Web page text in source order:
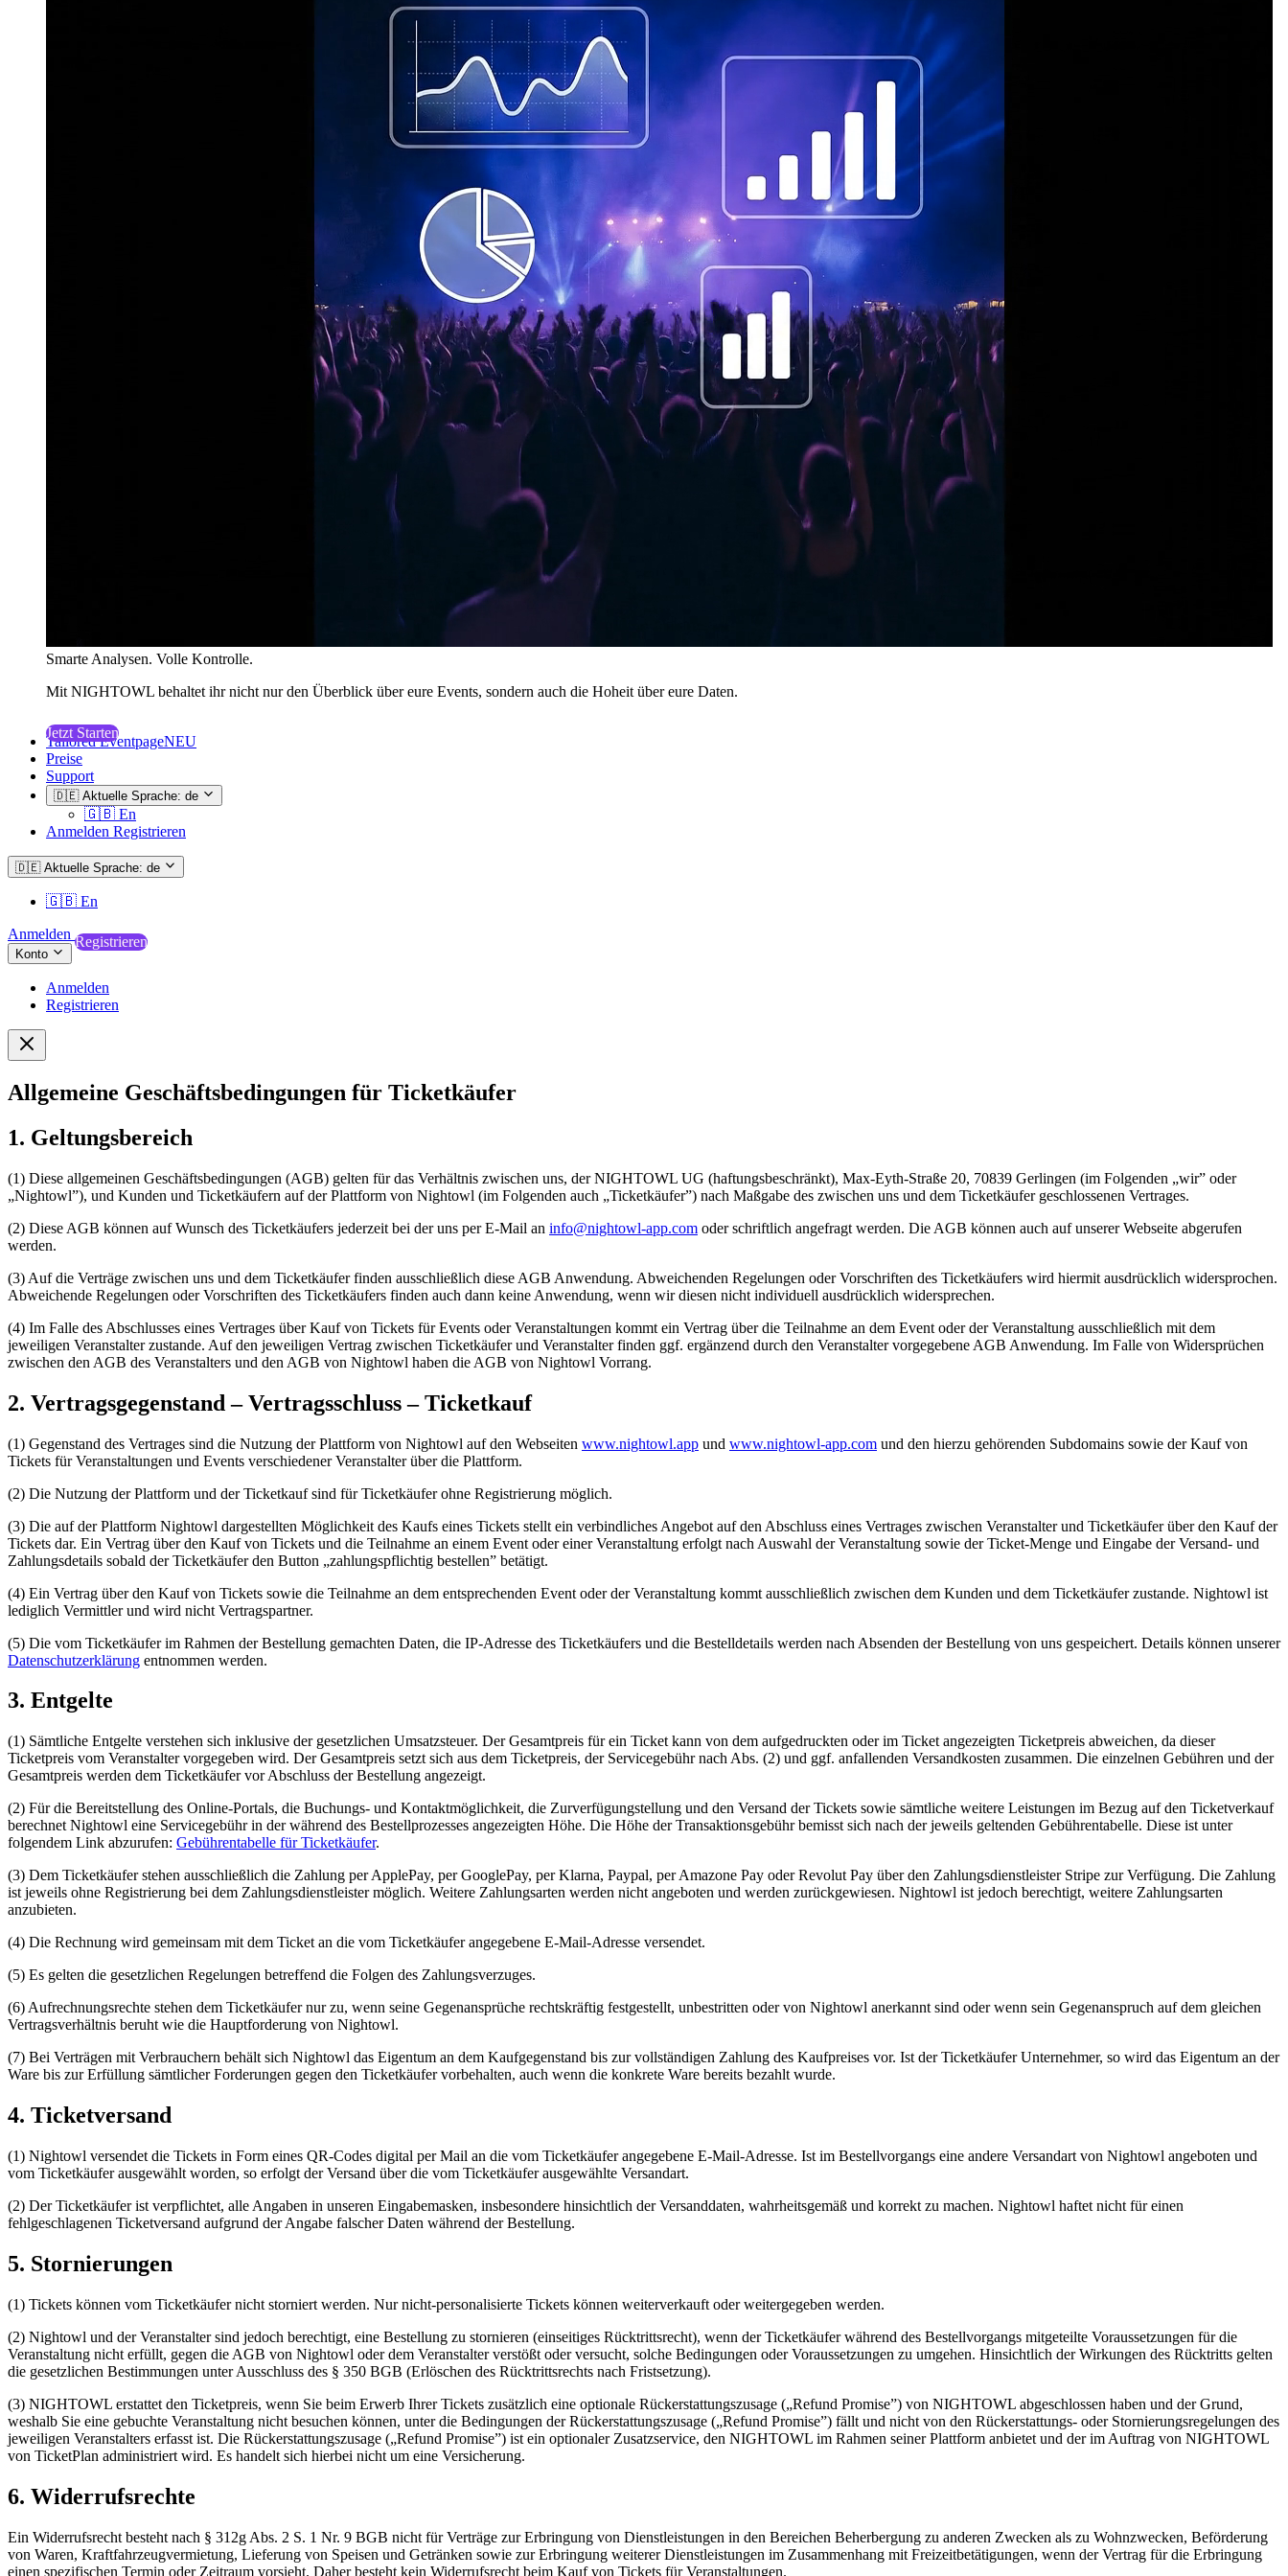
Smarte Analysen. Volle Kontrolle.
Mit NIGHTOWL behaltet ihr nicht nur den Überblick über eure Events, sondern auch die Hoheit über eure Daten.
Jetzt Starten
Tailored EventpageNEU
Preise
Support
🇩🇪 Aktuelle Sprache: de
🇬🇧 En
Anmelden Registrieren
🇩🇪 Aktuelle Sprache: de
🇬🇧 En
Anmelden Registrieren
Konto
Anmelden
Registrieren
Allgemeine Geschäftsbedingungen für Ticketkäufer
1. Geltungsbereich
(1) Diese allgemeinen Geschäftsbedingungen (AGB) gelten für das Verhältnis zwischen uns, der NIGHTOWL UG (haftungsbeschränkt), Max-Eyth-Straße 20, 70839 Gerlingen (im Folgenden „wir” oder
„Nightowl”), und Kunden und Ticketkäufern auf der Plattform von Nightowl (im Folgenden auch „Ticketkäufer”) nach Maßgabe des zwischen uns und dem Ticketkäufer geschlossenen Vertrages.
(2) Diese AGB können auf Wunsch des Ticketkäufers jederzeit bei der uns per E-Mail an info@nightowl-app.com oder schriftlich angefragt werden. Die AGB können auch auf unserer Webseite abgerufen
werden.
(3) Auf die Verträge zwischen uns und dem Ticketkäufer finden ausschließlich diese AGB Anwendung. Abweichenden Regelungen oder Vorschriften des Ticketkäufers wird hiermit ausdrücklich widersprochen.
Abweichende Regelungen oder Vorschriften des Ticketkäufers finden auch dann keine Anwendung, wenn wir diesen nicht individuell ausdrücklich widersprechen.
(4) Im Falle des Abschlusses eines Vertrages über Kauf von Tickets für Events oder Veranstaltungen kommt ein Vertrag über die Teilnahme an dem Event oder der Veranstaltung ausschließlich mit dem
jeweiligen Veranstalter zustande. Auf den jeweiligen Vertrag zwischen Ticketkäufer und Veranstalter finden ggf. ergänzend durch den Veranstalter vorgegebene AGB Anwendung. Im Falle von Widersprüchen
zwischen den AGB des Veranstalters und den AGB von Nightowl haben die AGB von Nightowl Vorrang.
2. Vertragsgegenstand – Vertragsschluss – Ticketkauf
(1) Gegenstand des Vertrages sind die Nutzung der Plattform von Nightowl auf den Webseiten www.nightowl.app und www.nightowl-app.com und den hierzu gehörenden Subdomains sowie der Kauf von
Tickets für Veranstaltungen und Events verschiedener Veranstalter über die Plattform.
(2) Die Nutzung der Plattform und der Ticketkauf sind für Ticketkäufer ohne Registrierung möglich.
(3) Die auf der Plattform Nightowl dargestellten Möglichkeit des Kaufs eines Tickets stellt ein verbindliches Angebot auf den Abschluss eines Vertrages zwischen Veranstalter und Ticketkäufer über den Kauf der
Tickets dar. Ein Vertrag über den Kauf von Tickets und die Teilnahme an einem Event oder einer Veranstaltung erfolgt nach Auswahl der Veranstaltung sowie der Ticket-Menge und Eingabe der Versand- und
Zahlungsdetails sobald der Ticketkäufer den Button „zahlungspflichtig bestellen” betätigt.
(4) Ein Vertrag über den Kauf von Tickets sowie die Teilnahme an dem entsprechenden Event oder der Veranstaltung kommt ausschließlich zwischen dem Kunden und dem Ticketkäufer zustande. Nightowl ist
lediglich Vermittler und wird nicht Vertragspartner.
(5) Die vom Ticketkäufer im Rahmen der Bestellung gemachten Daten, die IP-Adresse des Ticketkäufers und die Bestelldetails werden nach Absenden der Bestellung von uns gespeichert. Details können unserer
Datenschutzerklärung entnommen werden.
3. Entgelte
(1) Sämtliche Entgelte verstehen sich inklusive der gesetzlichen Umsatzsteuer. Der Gesamtpreis für ein Ticket kann von dem aufgedruckten oder im Ticket angezeigten Ticketpreis abweichen, da dieser
Ticketpreis vom Veranstalter vorgegeben wird. Der Gesamtpreis setzt sich aus dem Ticketpreis, der Servicegebühr nach Abs. (2) und ggf. anfallenden Versandkosten zusammen. Die einzelnen Gebühren und der
Gesamtpreis werden dem Ticketkäufer vor Abschluss der Bestellung angezeigt.
(2) Für die Bereitstellung des Online-Portals, die Buchungs- und Kontaktmöglichkeit, die Zurverfügungstellung und den Versand der Tickets sowie sämtliche weitere Leistungen im Bezug auf den Ticketverkauf
berechnet Nightowl eine Servicegebühr in der während des Bestellprozesses angezeigten Höhe. Die Höhe der Transaktionsgebühr bemisst sich nach der jeweils geltenden Gebührentabelle. Diese ist unter
folgendem Link abzurufen: Gebührentabelle für Ticketkäufer.
(3) Dem Ticketkäufer stehen ausschließlich die Zahlung per ApplePay, per GooglePay, per Klarna, Paypal, per Amazone Pay oder Revolut Pay über den Zahlungsdienstleister Stripe zur Verfügung. Die Zahlung
ist jeweils ohne Registrierung bei dem Zahlungsdienstleister möglich. Weitere Zahlungsarten werden nicht angeboten und werden zurückgewiesen. Nightowl ist jedoch berechtigt, weitere Zahlungsarten
anzubieten.
(4) Die Rechnung wird gemeinsam mit dem Ticket an die vom Ticketkäufer angegebene E-Mail-Adresse versendet.
(5) Es gelten die gesetzlichen Regelungen betreffend die Folgen des Zahlungsverzuges.
(6) Aufrechnungsrechte stehen dem Ticketkäufer nur zu, wenn seine Gegenansprüche rechtskräftig festgestellt, unbestritten oder von Nightowl anerkannt sind oder wenn sein Gegenanspruch auf dem gleichen
Vertragsverhältnis beruht wie die Hauptforderung von Nightowl.
(7) Bei Verträgen mit Verbrauchern behält sich Nightowl das Eigentum an dem Kaufgegenstand bis zur vollständigen Zahlung des Kaufpreises vor. Ist der Ticketkäufer Unternehmer, so wird das Eigentum an der
Ware bis zur Erfüllung sämtlicher Forderungen gegen den Ticketkäufer vorbehalten, auch wenn die konkrete Ware bereits bezahlt wurde.
4. Ticketversand
(1) Nightowl versendet die Tickets in Form eines QR-Codes digital per Mail an die vom Ticketkäufer angegebene E-Mail-Adresse. Ist im Bestellvorgangs eine andere Versandart von Nightowl angeboten und
vom Ticketkäufer ausgewählt worden, so erfolgt der Versand über die vom Ticketkäufer ausgewählte Versandart.
(2) Der Ticketkäufer ist verpflichtet, alle Angaben in unseren Eingabemasken, insbesondere hinsichtlich der Versanddaten, wahrheitsgemäß und korrekt zu machen. Nightowl haftet nicht für einen
fehlgeschlagenen Ticketversand aufgrund der Angabe falscher Daten während der Bestellung.
5. Stornierungen
(1) Tickets können vom Ticketkäufer nicht storniert werden. Nur nicht-personalisierte Tickets können weiterverkauft oder weitergegeben werden.
(2) Nightowl und der Veranstalter sind jedoch berechtigt, eine Bestellung zu stornieren (einseitiges Rücktrittsrecht), wenn der Ticketkäufer während des Bestellvorgangs mitgeteilte Voraussetzungen für die
Veranstaltung nicht erfüllt, gegen die AGB von Nightowl oder dem Veranstalter verstößt oder versucht, solche Bedingungen oder Voraussetzungen zu umgehen. Hinsichtlich der Wirkungen des Rücktritts gelten
die gesetzlichen Bestimmungen unter Ausschluss des § 350 BGB (Erlöschen des Rücktrittsrechts nach Fristsetzung).
(3) NIGHTOWL erstattet den Ticketpreis, wenn Sie beim Erwerb Ihrer Tickets zusätzlich eine optionale Rückerstattungszusage („Refund Promise”) von NIGHTOWL abgeschlossen haben und der Grund,
weshalb Sie eine gebuchte Veranstaltung nicht besuchen können, unter die Bedingungen der Rückerstattungszusage („Refund Promise”) fällt und nicht von den Rückerstattungs- oder Stornierungsregelungen des
jeweiligen Veranstalters erfasst ist. Die Rückerstattungszusage („Refund Promise”) ist ein optionaler Zusatzservice, den NIGHTOWL im Rahmen seiner Plattform anbietet und der im Auftrag von NIGHTOWL
von TicketPlan administriert wird. Es handelt sich hierbei nicht um eine Versicherung.
6. Widerrufsrechte
Ein Widerrufsrecht besteht nach § 312g Abs. 2 S. 1 Nr. 9 BGB nicht für Verträge zur Erbringung von Dienstleistungen in den Bereichen Beherbergung zu anderen Zwecken als zu Wohnzwecken, Beförderung
von Waren, Kraftfahrzeugvermietung, Lieferung von Speisen und Getränken sowie zur Erbringung weiterer Dienstleistungen im Zusammenhang mit Freizeitbetätigungen, wenn der Vertrag für die Erbringung
einen spezifischen Termin oder Zeitraum vorsieht. Daher besteht kein Widerrufsrecht beim Kauf von Tickets für Veranstaltungen.